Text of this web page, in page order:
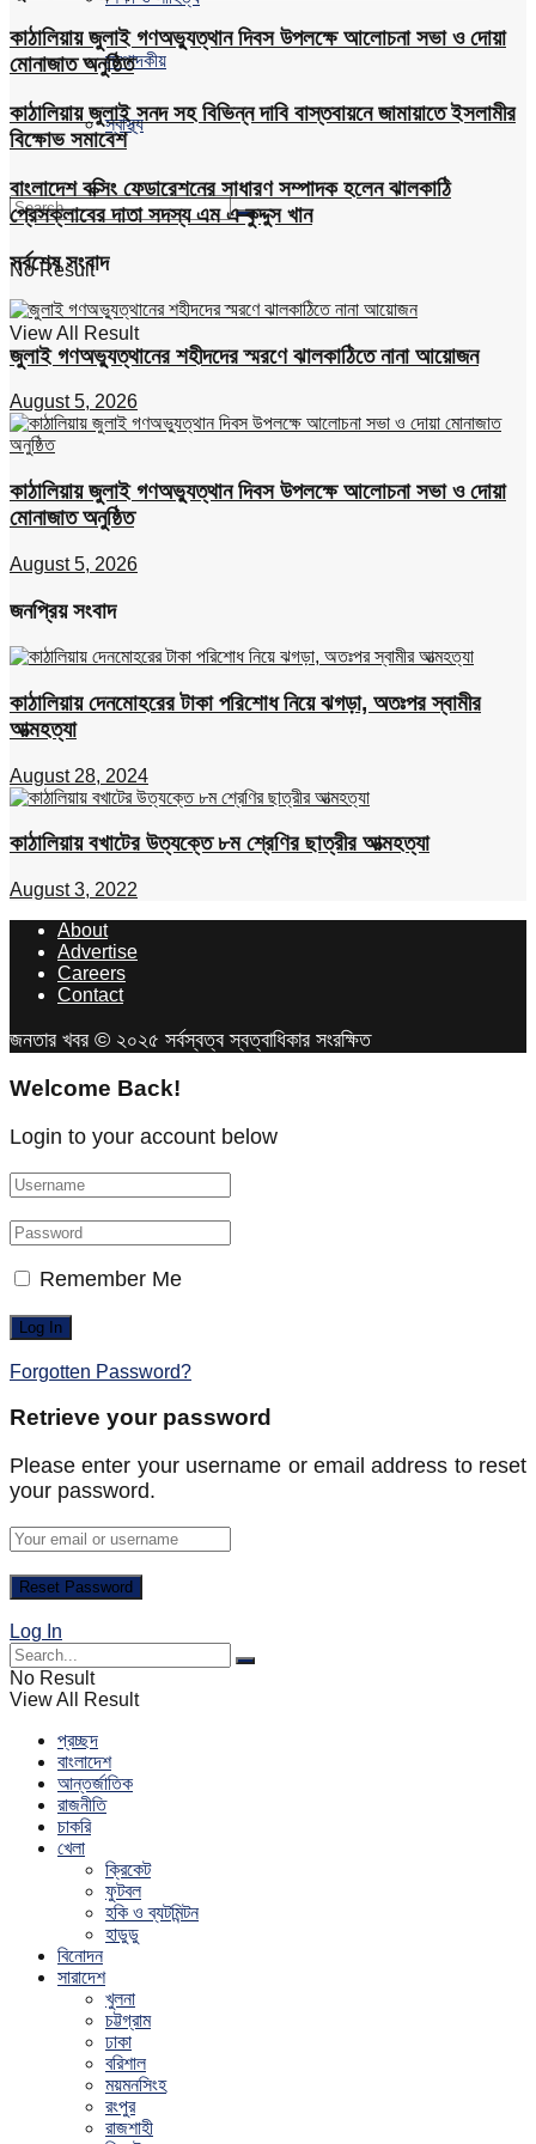
সম্পাদকীয়
স্বাস্থ্য
No Result
View All Result
কাঠালিয়ায় জুলাই গণঅভ্যুত্থান দিবস উপলক্ষে আলোচনা সভা ও দোয়া
মোনাজাত অনুষ্ঠিত
কাঠালিয়ায় জুলাই সনদ সহ বিভিন্ন দাবি বাস্তবায়নে জামায়াতে ইসলামীর
বিক্ষোভ সমাবেশ
বাংলাদেশ বক্সিং ফেডারেশনের সাধারণ সম্পাদক হলেন ঝালকাঠি
প্রেসক্লাবের দাতা সদস্য এম এ কুদ্দুস খান
সর্বশেষ সংবাদ
জুলাই গণঅভ্যুত্থানের শহীদদের স্মরণে ঝালকাঠিতে নানা আয়োজন
August 5, 2026
কাঠালিয়ায় জুলাই গণঅভ্যুত্থান দিবস উপলক্ষে আলোচনা সভা ও দোয়া
মোনাজাত অনুষ্ঠিত
August 5, 2026
জনপ্রিয় সংবাদ
কাঠালিয়ায় দেনমোহরের টাকা পরিশোধ নিয়ে ঝগড়া, অতঃপর স্বামীর
আত্মহত্যা
August 28, 2024
কাঠালিয়ায় বখাটের উত্যক্তে ৮ম শ্রেণির ছাত্রীর আত্মহত্যা
August 3, 2022
About
Advertise
Careers
Contact
জনতার খবর © ২০২৫ সর্বস্বত্ব স্বত্বাধিকার সংরক্ষিত
Welcome Back!
Login to your account below
Remember Me
Forgotten Password?
Retrieve your password
Please enter your username or email address to reset
your password.
Log In
No Result
View All Result
প্রচ্ছদ
বাংলাদেশ
আন্তর্জাতিক
রাজনীতি
চাকরি
খেলা
ক্রিকেট
ফুটবল
হকি ও ব্যটমিন্টন
হাডুডু
বিনোদন
সারাদেশ
খুলনা
চট্টগ্রাম
ঢাকা
বরিশাল
ময়মনসিংহ
রংপুর
রাজশাহী